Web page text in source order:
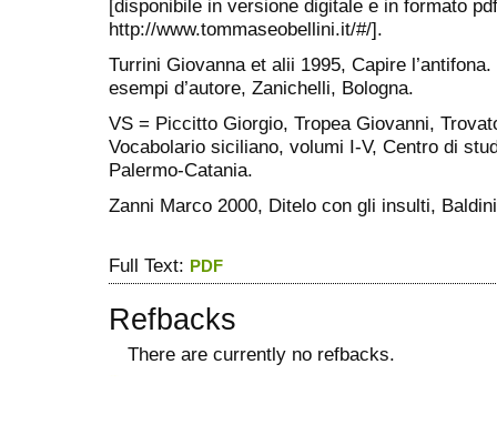
[disponibile in versione digitale e in formato
http://www.tommaseobellini.it/#/].
Turrini Giovanna et alii 1995, Capire
esempi d’autore, Zanichelli, Bologna.
VS = Piccitto Giorgio, Tropea Giovanni,
Vocabolario siciliano, volumi I-V, Centro di
Palermo-Catania.
Zanni Marco 2000, Ditelo con gli insulti,
Full Text: PDF
Refbacks
There are currently no refbacks.